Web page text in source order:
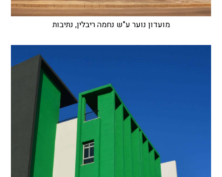
מועדון נוער ע"ש נחמה ריבלין, נתיבות